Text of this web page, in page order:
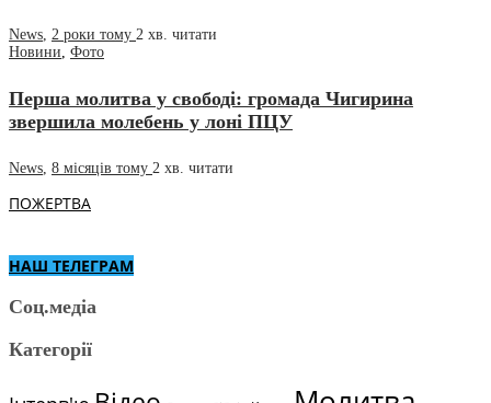
News 2 роки тому 2 хв. читати
Новини Фото
Перша молитва у свободі: громада Чигирина
звершила молебень у лоні ПЦУ
News 8 місяців тому 2 хв. читати
ПОЖЕРТВА
НАШ ТЕЛЕГРАМ
Соц.медіа
Категорії